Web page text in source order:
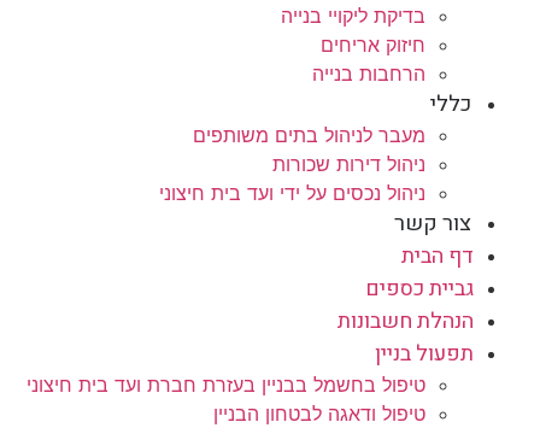
בדיקת ליקויי בנייה
חיזוק אריחים
הרחבות בנייה
כללי
מעבר לניהול בתים משותפים
ניהול דירות שכורות
ניהול נכסים על ידי ועד בית חיצוני
צור קשר
דף הבית
גביית כספים
הנהלת חשבונות
תפעול בניין
טיפול בחשמל בבניין בעזרת חברת ועד בית חיצוני
טיפול ודאגה לבטחון הבניין